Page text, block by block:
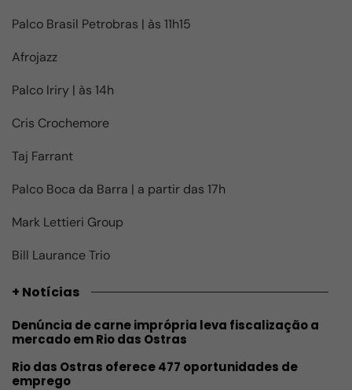
Palco Brasil Petrobras | às 11h15
Afrojazz
Palco Iriry | às 14h
Cris Crochemore
Taj Farrant
Palco Boca da Barra | a partir das 17h
Mark Lettieri Group
Bill Laurance Trio
+ Notícias
Denúncia de carne imprópria leva fiscalização a
mercado em Rio das Ostras
Rio das Ostras oferece 477 oportunidades de
emprego